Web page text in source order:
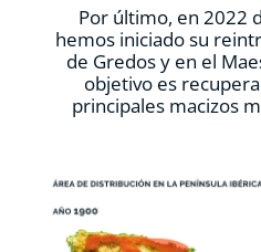
Por último, en 2022
hemos iniciado su
de Gredos y en el
objetivo es
principales macizos